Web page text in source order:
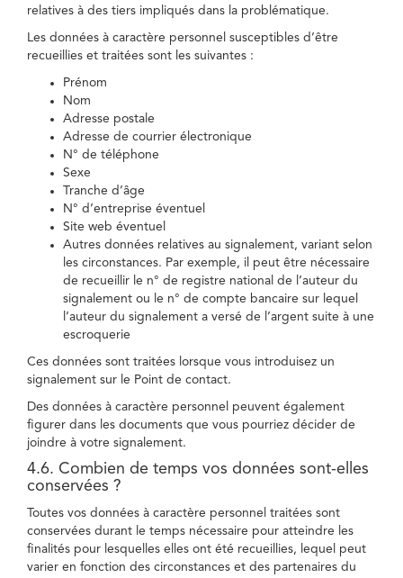
relatives à des tiers impliqués dans la problématique.
Les données à caractère personnel susceptibles d’être
recueillies et traitées sont les suivantes :
Prénom
Nom
Adresse postale
Adresse de courrier électronique
N° de téléphone
Sexe
Tranche d’âge
N° d’entreprise éventuel
Site web éventuel
Autres données relatives au signalement, variant selon
les circonstances. Par exemple, il peut être nécessaire
de recueillir le n° de registre national de l’auteur du
signalement ou le n° de compte bancaire sur lequel
l’auteur du signalement a versé de l’argent suite à une
escroquerie
Ces données sont traitées lorsque vous introduisez un
signalement sur le Point de contact.
Des données à caractère personnel peuvent également
figurer dans les documents que vous pourriez décider de
joindre à votre signalement.
4.6. Combien de temps vos données sont-elles
conservées ?
Toutes vos données à caractère personnel traitées sont
conservées durant le temps nécessaire pour atteindre les
finalités pour lesquelles elles ont été recueillies, lequel peut
varier en fonction des circonstances et des partenaires du